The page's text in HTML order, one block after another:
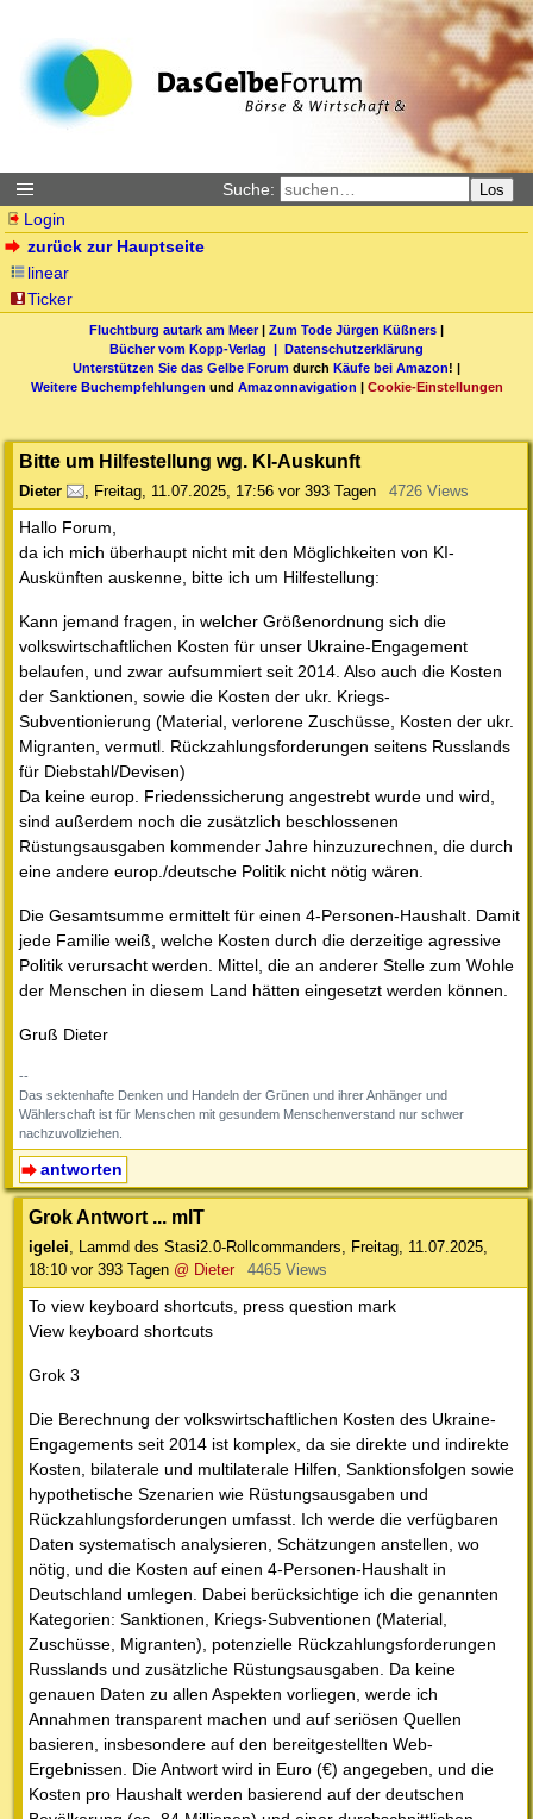
Suche: Los
Login
zurück zur Hauptseite
linear
Ticker
Fluchtburg autark am Meer| Zum Tode Jürgen Küßners |
Bücher vom Kopp-Verlag | Datenschutzerklärung
Unterstützen Sie das Gelbe Forum durch Käufe bei Amazon! |
Weitere Buchempfehlungen und Amazonnavigation | Cookie-Einstellungen
Bitte um Hilfestellung wg. KI-Auskunft
Dieter , Freitag, 11.07.2025, 17:56 vor 393 Tagen 4726 Views
Hallo Forum,
da ich mich überhaupt nicht mit den Möglichkeiten von KI-
Auskünften auskenne, bitte ich um Hilfestellung:
Kann jemand fragen, in welcher Größenordnung sich die
volkswirtschaftlichen Kosten für unser Ukraine-Engagement
belaufen, und zwar aufsummiert seit 2014. Also auch die Kosten
der Sanktionen, sowie die Kosten der ukr. Kriegs-
Subventionierung (Material, verlorene Zuschüsse, Kosten der ukr.
Migranten, vermutl. Rückzahlungsforderungen seitens Russlands
für Diebstahl/Devisen)
Da keine europ. Friedenssicherung angestrebt wurde und wird,
sind außerdem noch die zusätzlich beschlossenen
Rüstungsausgaben kommender Jahre hinzuzurechnen, die durch
eine andere europ./deutsche Politik nicht nötig wären.
Die Gesamtsumme ermittelt für einen 4-Personen-Haushalt. Damit
jede Familie weiß, welche Kosten durch die derzeitige agressive
Politik verursacht werden. Mittel, die an anderer Stelle zum Wohle
der Menschen in diesem Land hätten eingesetzt werden können.
Gruß Dieter
--
Das sektenhafte Denken und Handeln der Grünen und ihrer Anhänger und
Wählerschaft ist für Menschen mit gesundem Menschenverstand nur schwer
nachzuvollziehen.
antworten
Grok Antwort ... mlT
igelei, Lammd des Stasi2.0-Rollcommanders, Freitag, 11.07.2025,
18:10 vor 393 Tagen @ Dieter 4465 Views
To view keyboard shortcuts, press question mark
View keyboard shortcuts
Grok 3
Die Berechnung der volkswirtschaftlichen Kosten des Ukraine-
Engagements seit 2014 ist komplex, da sie direkte und indirekte
Kosten, bilaterale und multilaterale Hilfen, Sanktionsfolgen sowie
hypothetische Szenarien wie Rüstungsausgaben und
Rückzahlungsforderungen umfasst. Ich werde die verfügbaren
Daten systematisch analysieren, Schätzungen anstellen, wo
nötig, und die Kosten auf einen 4-Personen-Haushalt in
Deutschland umlegen. Dabei berücksichtige ich die genannten
Kategorien: Sanktionen, Kriegs-Subventionen (Material,
Zuschüsse, Migranten), potenzielle Rückzahlungsforderungen
Russlands und zusätzliche Rüstungsausgaben. Da keine
genauen Daten zu allen Aspekten vorliegen, werde ich
Annahmen transparent machen und auf seriösen Quellen
basieren, insbesondere auf den bereitgestellten Web-
Ergebnissen. Die Antwort wird in Euro (€) angegeben, und die
Kosten pro Haushalt werden basierend auf der deutschen